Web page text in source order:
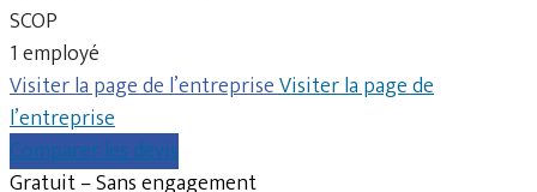
SCOP
1 employé
Visiter la page de l’entrepriseVisiter la page de
l’entreprise
Comparer les devis
Gratuit – Sans engagement